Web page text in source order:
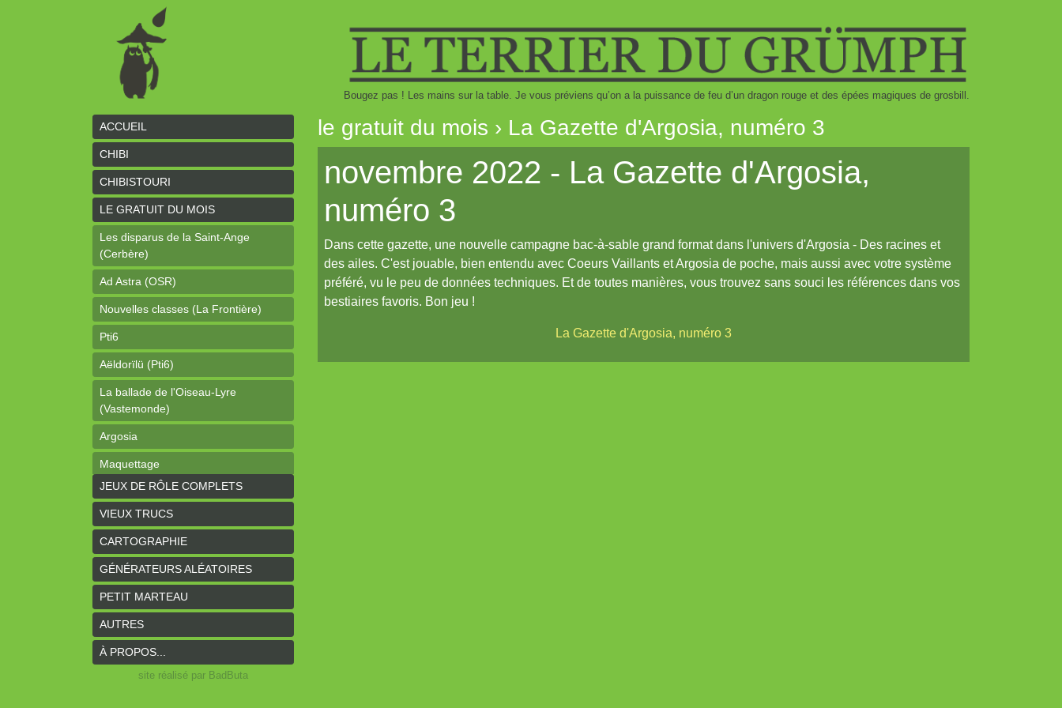
Bougez pas ! Les mains sur la table. Je vous préviens qu’on a la puissance de feu d’un dragon rouge et des épées magiques de grosbill.
ACCUEIL
CHIBI
CHIBISTOURI
LE GRATUIT DU MOIS
Les disparus de la Saint-Ange
(Cerbère)
Ad Astra (OSR)
Nouvelles classes (La Frontière)
Pti6
Aëldorïlü (Pti6)
La ballade de l'Oiseau-Lyre
(Vastemonde)
Argosia
Maquettage
Ophéis (Dragon de poche)
L'anneau des Empereurs (Coeurs
Vaillants)
Davy Jones (cartes)
Davy Jones (background)
Sur la route (Coeurs Vaillants)
Earthdawn (Coeurs Vaillants)
Titan&Fils 2020
JEUX DE RÔLE COMPLETS
VIEUX TRUCS
CARTOGRAPHIE
GÉNÉRATEURS ALÉATOIRES
PETIT MARTEAU
AUTRES
À PROPOS...
site réalisé par BadButa
le gratuit du mois › La Gazette d'Argosia, numéro 3
novembre 2022 - La Gazette d'Argosia,
numéro 3
Dans cette gazette, une nouvelle campagne bac-à-sable grand format dans l'univers d'Argosia - Des racines et
des ailes. C'est jouable, bien entendu avec Coeurs Vaillants et Argosia de poche, mais aussi avec votre système
préféré, vu le peu de données techniques. Et de toutes manières, vous trouvez sans souci les références dans vos
bestiaires favoris. Bon jeu !
La Gazette d'Argosia, numéro 3